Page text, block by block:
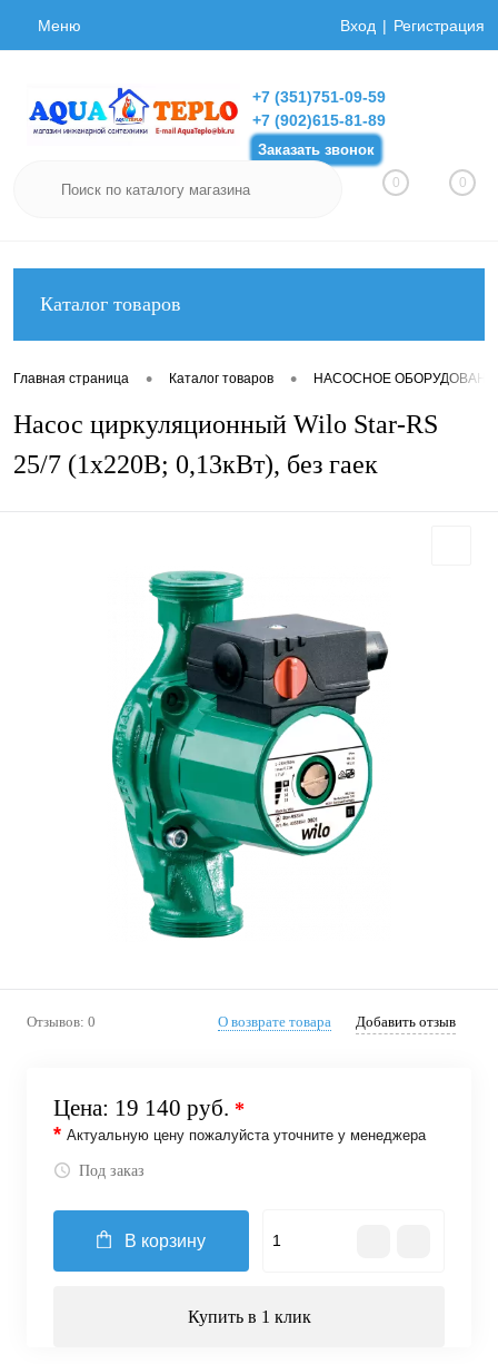
Меню Вход Регистрация
+7 (351)751-09-59
+7 (902)615-81-89
Заказать звонок
0 0
Каталог товаров
Главная страница • Каталог товаров • НАСОСНОЕ
Насос циркуляционный Wilo Star-RS
25/7 (1х220В; 0,13кВт), без гаек
Отзывов: 0 О возврате товара Добавить отзыв
Цена: 19 140 руб. *
* Актуальную цену пожалуйста уточните у менеджера
Под заказ
В корзину
Купить в 1 клик